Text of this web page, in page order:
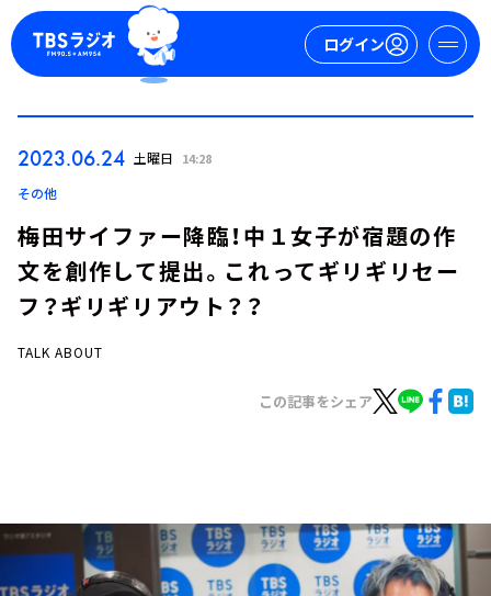
ログイン
イベント・グッズ
YouTube
会社情報
2023.06.24 土曜日 14:28
その他
梅田サイファー降臨！中１女子が宿題の作
文を創作して提出。これってギリギリセー
フ？ギリギリアウト？？
TALK ABOUT
この記事をシェア